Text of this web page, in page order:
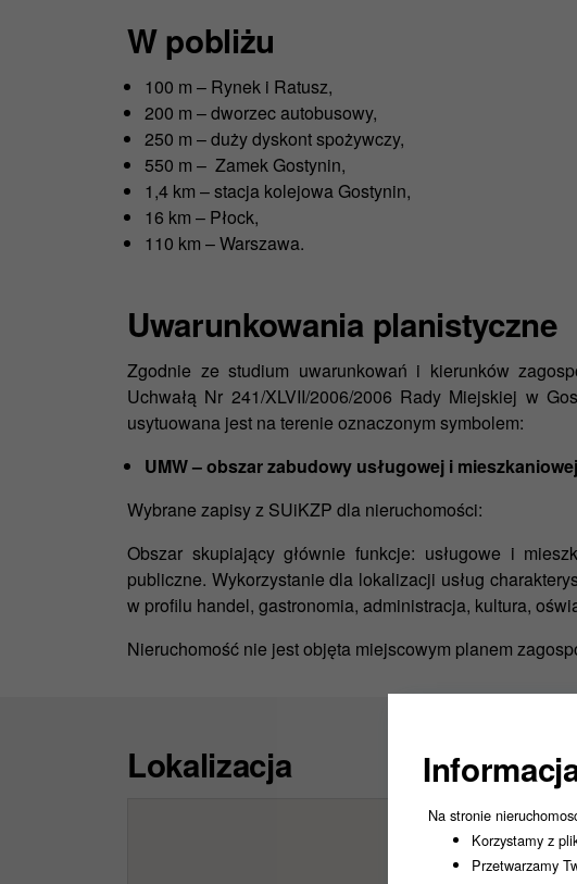
W pobliżu
100 m – Rynek i Ratusz,
200 m – dworzec autobusowy,
250 m – duży dyskont spożywczy,
550 m – Zamek Gostynin,
1,4 km – stacja kolejowa Gostynin,
16 km – Płock,
110 km – Warszawa.
Uwarunkowania planistyczne
Zgodnie ze studium uwarunkowań i kierunków
Uchwałą Nr 241/XLVII/2006/2006 Rady Miejskiej w
usytuowana jest na terenie oznaczonym symbolem:
UMW – obszar zabudowy usługowej i
Wybrane zapisy z SUiKZP dla nieruchomości:
Obszar skupiający głównie funkcje: usługowe i
publiczne. Wykorzystanie dla lokalizacji usług
w profilu handel, gastronomia, administracja, kultura,
Nieruchomość nie jest objęta miejscowym planem
Lokalizacja
Na stronie
Korzystamy z
Przetwarzamy